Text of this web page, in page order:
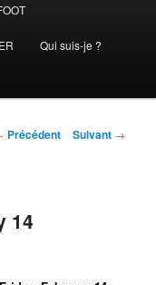
Qui suis-je ?
Précédent Suivant →
14